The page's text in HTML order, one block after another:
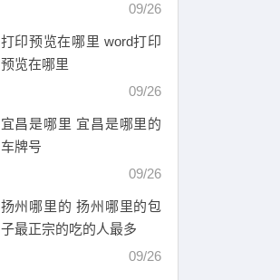
09/26
打印预览在哪里 word打印
预览在哪里
09/26
宜昌是哪里 宜昌是哪里的
车牌号
09/26
扬州哪里的 扬州哪里的包
子最正宗的吃的人最多
09/26